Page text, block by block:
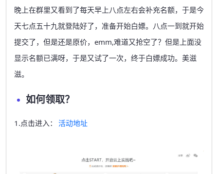
晚上在群里又看到了每天早上八点左右会补充名额，于是今
天七点五十九就登陆好了，准备开始白嫖。 八点一到就开始
提交了，但是还是原价，emm,难道又抢空了？但是上面没
显示名额已满呀，于是又试了一次，终于白嫖成功。美滋
滋。
如何领取？
1.点击进入： 活动地址